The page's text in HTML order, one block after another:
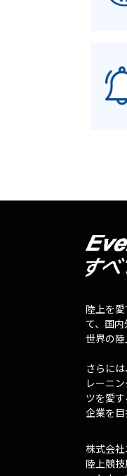
陸上を
て、国
世界の陸
さらに
レーニ
ツを愛
企業を目
株式会
陸上競